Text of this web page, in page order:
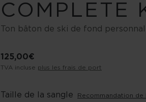
COMPLETE
Ton bâton de ski de fond
125,00 €
TVA incluse plus les frais de port
Taille de la sangle Recommandation de